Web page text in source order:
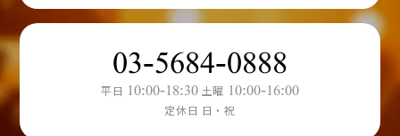
03-5684-0888
平日 10:00-18:30 土曜 10:00-16:00
定休日 日・祝